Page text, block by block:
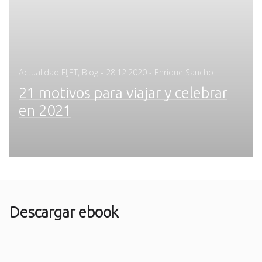
Actualidad FIJET Blog - Posted
28.12.2020 - Enrique Sancho
21 motivos para viajar y celebrar
en 2021
Descargar ebook